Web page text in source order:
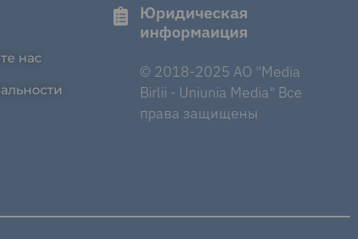
нас
Юридическая
информаиция
© 2018-2025 AO "Media
Birlii - Uniunia Media" Все
права защищены